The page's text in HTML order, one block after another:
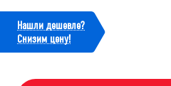
Нашли дешевле?
Cнизим цену!